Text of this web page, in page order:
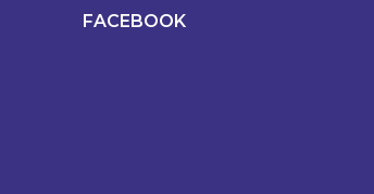
FACEBOOK